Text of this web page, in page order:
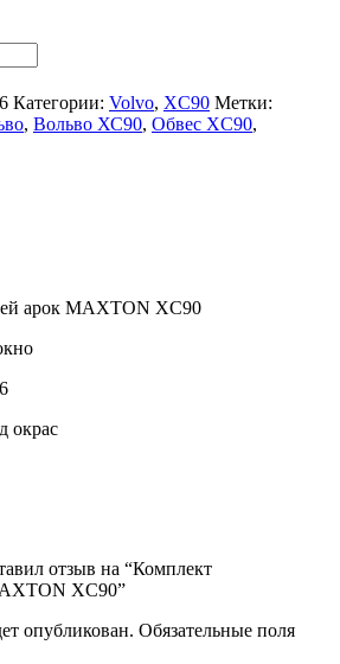
Категории: Volvo, XC90 Метки:
, Вольво ХС90, Обвес XC90,
арок MAXTON XC90
окрас
отзыв на “Комплект
XC90”
опубликован. Обязательные поля